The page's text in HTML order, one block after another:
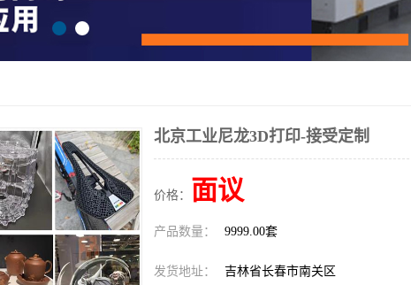
北京工业尼龙3D打印-接受定制
价格： 面议
产品数量： 9999.00套
发货地址： 吉林省长春市南关区